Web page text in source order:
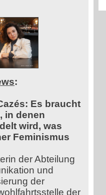
:
Es braucht
in denen
wird, was
Feminismus
der Abteilung
und
der
der